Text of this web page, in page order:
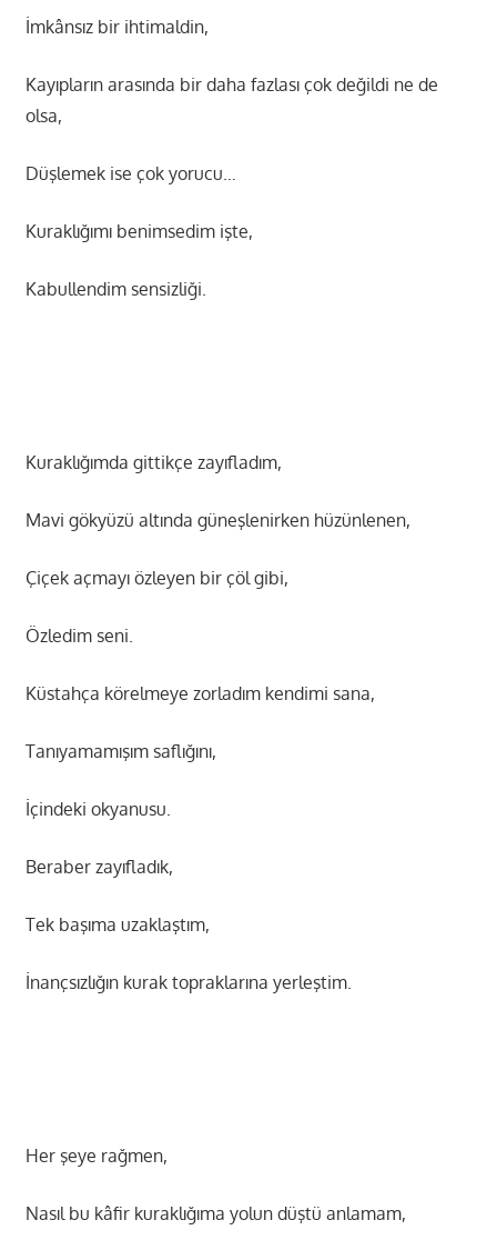
İmkânsız bir ihtimaldin,
Kayıpların arasında bir daha fazlası çok değildi ne de
olsa,
Düşlemek ise çok yorucu…
Kuraklığımı benimsedim işte,
Kabullendim sensizliği.
Kuraklığımda gittikçe zayıfladım,
Mavi gökyüzü altında güneşlenirken hüzünlenen,
Çiçek açmayı özleyen bir çöl gibi,
Özledim seni.
Küstahça körelmeye zorladım kendimi sana,
Tanıyamamışım saflığını,
İçindeki okyanusu.
Beraber zayıfladık,
Tek başıma uzaklaştım,
İnançsızlığın kurak topraklarına yerleştim.
Her şeye rağmen,
Nasıl bu kâfir kuraklığıma yolun düştü anlamam,